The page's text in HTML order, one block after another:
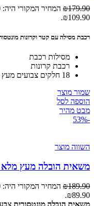
₪179.90 המחיר המקורי היה: ₪179.90.
₪109.90.
רכבת מסילה עם קטר וקרונות
מסילות רכבת
רכבת קרונות
18 חלקים צבועים מעץ איכותיים
שמור מוצר
הוספה לסל
מבט מהיר
-53%
השווה מוצר
משאית הובלה מעץ מלא עם 4 מכוניות –
₪189.90 המחיר המקורי היה: ₪189.90.
₪89.90.
משאית הובלה מונטסורית צבעונית עם